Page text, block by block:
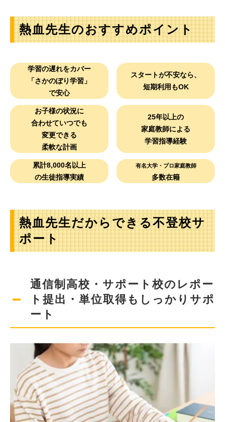
熱血先生のおすすめポイント
学習の遅れをカバー
「さかのぼり学習」
で安心
スタートが不安なら、
短期利用もOK
お子様の状況に
合わせていつでも
変更できる
柔軟な計画
25年以上の
家庭教師による
学習指導経験
累計8,000名以上
の生徒指導実績
有名大学・プロ家庭教師
多数在籍
熱血先生だからできる不登校サ
ポート
通信制高校・サポート校のレポー
ト提出・単位取得もしっかりサポ
ート